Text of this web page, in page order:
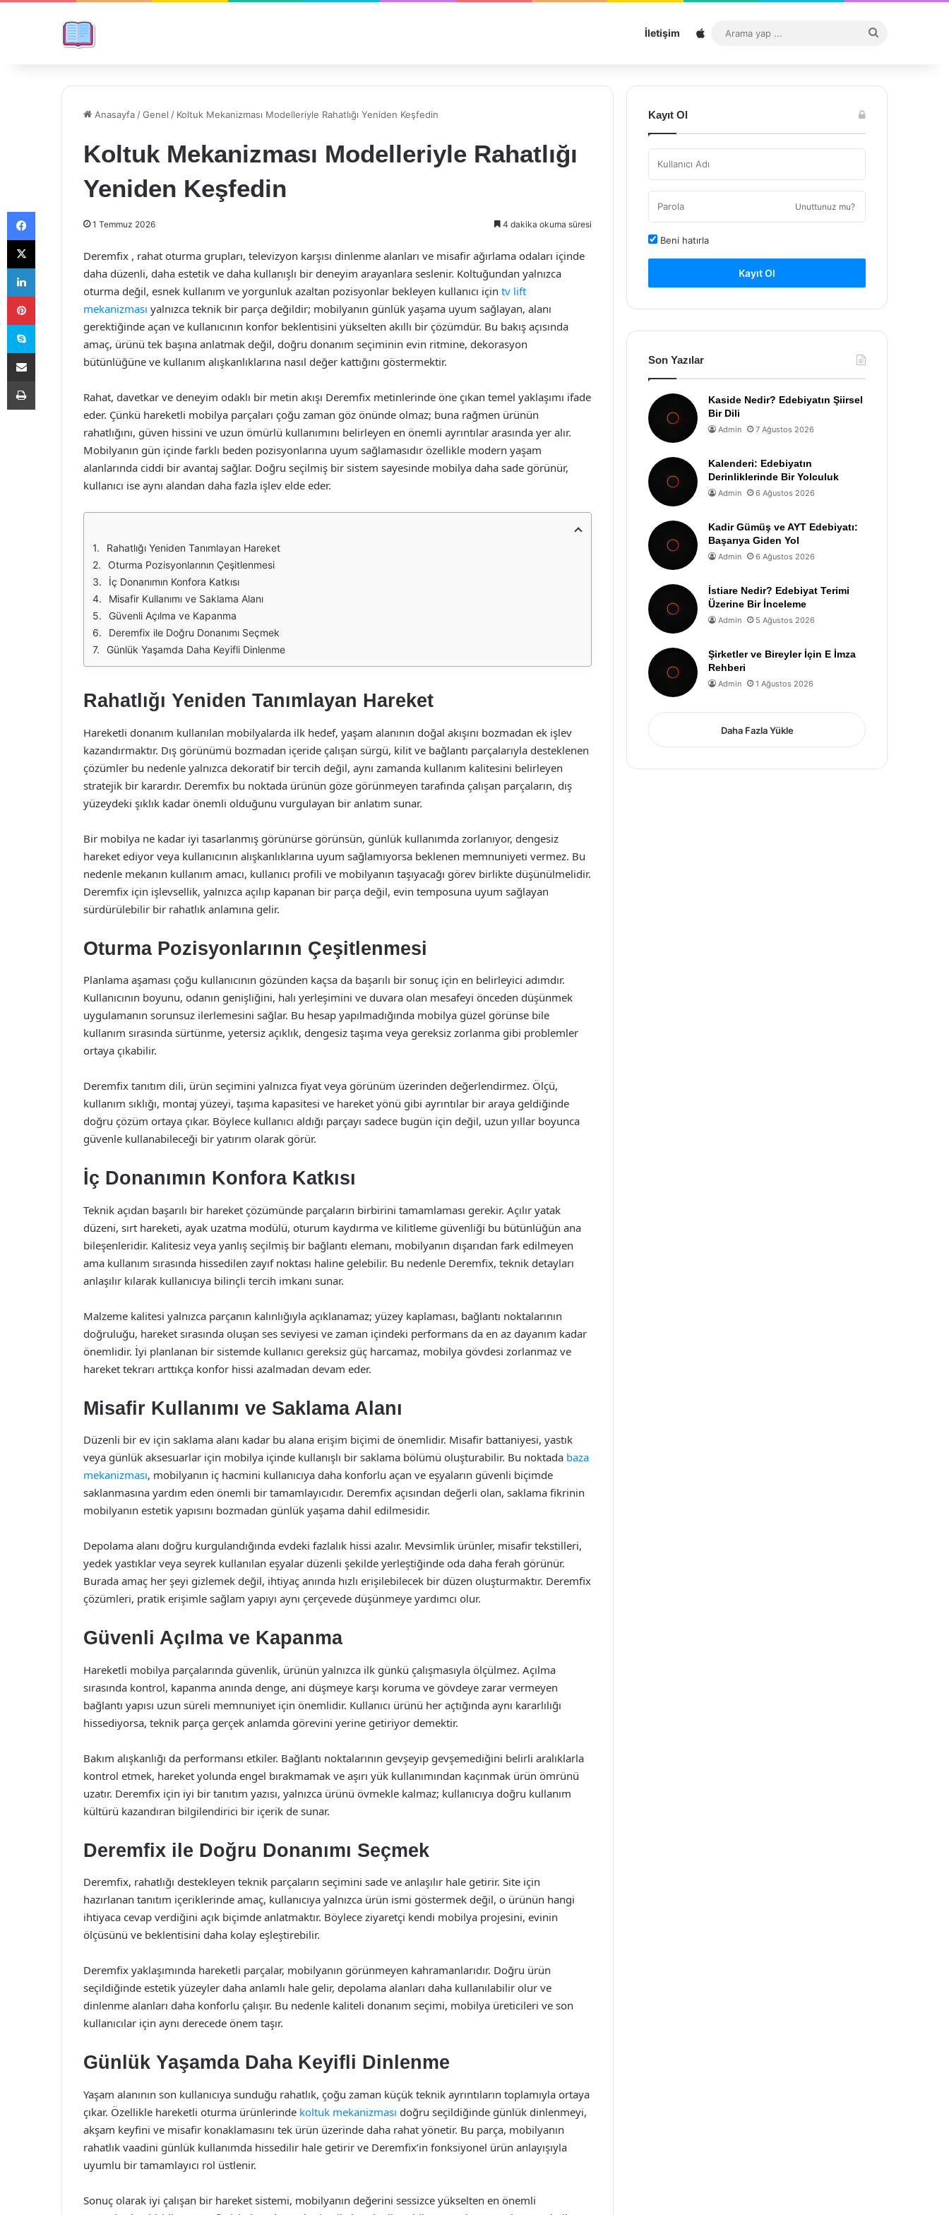
İletişim Sitemap
...
Anasayfa /Genel / Koltuk Mekanizması Modelleriyle Rahatlığı Yeniden Keşfedin
Koltuk Mekanizması Modelleriyle Rahatlığı
Yeniden Keşfedin
1 Temmuz 2026 4 dakika okuma süresi
Deremfix , rahat oturma grupları, televizyon karşısı dinlenme alanları ve misafir ağırlama odaları içinde
daha düzenli, daha estetik ve daha kullanışlı bir deneyim arayanlara seslenir. Koltuğundan yalnızca
oturma değil, esnek kullanım ve yorgunluk azaltan pozisyonlar bekleyen kullanıcı için tv lift
mekanizması yalnızca teknik bir parça değildir; mobilyanın günlük yaşama uyum sağlayan, alanı
gerektiğinde açan ve kullanıcının konfor beklentisini yükselten akıllı bir çözümdür. Bu bakış açısında
amaç, ürünü tek başına anlatmak değil, doğru donanım seçiminin evin ritmine, dekorasyon
bütünlüğüne ve kullanım alışkanlıklarına nasıl değer kattığını göstermektir.
Rahat, davetkar ve deneyim odaklı bir metin akışı Deremfix metinlerinde öne çıkan temel yaklaşımı ifade
eder. Çünkü hareketli mobilya parçaları çoğu zaman göz önünde olmaz; buna rağmen ürünün
rahatlığını, güven hissini ve uzun ömürlü kullanımını belirleyen en önemli ayrıntılar arasında yer alır.
Mobilyanın gün içinde farklı beden pozisyonlarına uyum sağlamasıdır özellikle modern yaşam
alanlarında ciddi bir avantaj sağlar. Doğru seçilmiş bir sistem sayesinde mobilya daha sade görünür,
kullanıcı ise aynı alandan daha fazla işlev elde eder.
Rahatlığı Yeniden Tanımlayan Hareket
Oturma Pozisyonlarının Çeşitlenmesi
İç Donanımın Konfora Katkısı
Misafir Kullanımı ve Saklama Alanı
Güvenli Açılma ve Kapanma
Deremfix ile Doğru Donanımı Seçmek
Günlük Yaşamda Daha Keyifli Dinlenme
Rahatlığı Yeniden Tanımlayan Hareket
Hareketli donanım kullanılan mobilyalarda ilk hedef, yaşam alanının doğal akışını bozmadan ek işlev
kazandırmaktır. Dış görünümü bozmadan içeride çalışan sürgü, kilit ve bağlantı parçalarıyla desteklenen
çözümler bu nedenle yalnızca dekoratif bir tercih değil, aynı zamanda kullanım kalitesini belirleyen
stratejik bir karardır. Deremfix bu noktada ürünün göze görünmeyen tarafında çalışan parçaların, dış
yüzeydeki şıklık kadar önemli olduğunu vurgulayan bir anlatım sunar.
Bir mobilya ne kadar iyi tasarlanmış görünürse görünsün, günlük kullanımda zorlanıyor, dengesiz
hareket ediyor veya kullanıcının alışkanlıklarına uyum sağlamıyorsa beklenen memnuniyeti vermez. Bu
nedenle mekanın kullanım amacı, kullanıcı profili ve mobilyanın taşıyacağı görev birlikte düşünülmelidir.
Deremfix için işlevsellik, yalnızca açılıp kapanan bir parça değil, evin temposuna uyum sağlayan
sürdürülebilir bir rahatlık anlamına gelir.
Oturma Pozisyonlarının Çeşitlenmesi
Planlama aşaması çoğu kullanıcının gözünden kaçsa da başarılı bir sonuç için en belirleyici adımdır.
Kullanıcının boyunu, odanın genişliğini, halı yerleşimini ve duvara olan mesafeyi önceden düşünmek
uygulamanın sorunsuz ilerlemesini sağlar. Bu hesap yapılmadığında mobilya güzel görünse bile
kullanım sırasında sürtünme, yetersiz açıklık, dengesiz taşıma veya gereksiz zorlanma gibi problemler
ortaya çıkabilir.
Deremfix tanıtım dili, ürün seçimini yalnızca fiyat veya görünüm üzerinden değerlendirmez. Ölçü,
kullanım sıklığı, montaj yüzeyi, taşıma kapasitesi ve hareket yönü gibi ayrıntılar bir araya geldiğinde
doğru çözüm ortaya çıkar. Böylece kullanıcı aldığı parçayı sadece bugün için değil, uzun yıllar boyunca
güvenle kullanabileceği bir yatırım olarak görür.
İç Donanımın Konfora Katkısı
Teknik açıdan başarılı bir hareket çözümünde parçaların birbirini tamamlaması gerekir. Açılır yatak
düzeni, sırt hareketi, ayak uzatma modülü, oturum kaydırma ve kilitleme güvenliği bu bütünlüğün ana
bileşenleridir. Kalitesiz veya yanlış seçilmiş bir bağlantı elemanı, mobilyanın dışarıdan fark edilmeyen
ama kullanım sırasında hissedilen zayıf noktası haline gelebilir. Bu nedenle Deremfix, teknik detayları
anlaşılır kılarak kullanıcıya bilinçli tercih imkanı sunar.
Malzeme kalitesi yalnızca parçanın kalınlığıyla açıklanamaz; yüzey kaplaması, bağlantı noktalarının
doğruluğu, hareket sırasında oluşan ses seviyesi ve zaman içindeki performans da en az dayanım kadar
önemlidir. İyi planlanan bir sistemde kullanıcı gereksiz güç harcamaz, mobilya gövdesi zorlanmaz ve
hareket tekrarı arttıkça konfor hissi azalmadan devam eder.
Misafir Kullanımı ve Saklama Alanı
Düzenli bir ev için saklama alanı kadar bu alana erişim biçimi de önemlidir. Misafir battaniyesi, yastık
veya günlük aksesuarlar için mobilya içinde kullanışlı bir saklama bölümü oluşturabilir. Bu noktada baza
mekanizması, mobilyanın iç hacmini kullanıcıya daha konforlu açan ve eşyaların güvenli biçimde
saklanmasına yardım eden önemli bir tamamlayıcıdır. Deremfix açısından değerli olan, saklama fikrinin
mobilyanın estetik yapısını bozmadan günlük yaşama dahil edilmesidir.
Depolama alanı doğru kurgulandığında evdeki fazlalık hissi azalır. Mevsimlik ürünler, misafir tekstilleri,
yedek yastıklar veya seyrek kullanılan eşyalar düzenli şekilde yerleştiğinde oda daha ferah görünür.
Burada amaç her şeyi gizlemek değil, ihtiyaç anında hızlı erişilebilecek bir düzen oluşturmaktır. Deremfix
çözümleri, pratik erişimle sağlam yapıyı aynı çerçevede düşünmeye yardımcı olur.
Güvenli Açılma ve Kapanma
Hareketli mobilya parçalarında güvenlik, ürünün yalnızca ilk günkü çalışmasıyla ölçülmez. Açılma
sırasında kontrol, kapanma anında denge, ani düşmeye karşı koruma ve gövdeye zarar vermeyen
bağlantı yapısı uzun süreli memnuniyet için önemlidir. Kullanıcı ürünü her açtığında aynı kararlılığı
hissediyorsa, teknik parça gerçek anlamda görevini yerine getiriyor demektir.
Bakım alışkanlığı da performansı etkiler. Bağlantı noktalarının gevşeyip gevşemediğini belirli aralıklarla
kontrol etmek, hareket yolunda engel bırakmamak ve aşırı yük kullanımından kaçınmak ürün ömrünü
uzatır. Deremfix için iyi bir tanıtım yazısı, yalnızca ürünü övmekle kalmaz; kullanıcıya doğru kullanım
kültürü kazandıran bilgilendirici bir içerik de sunar.
Deremfix ile Doğru Donanımı Seçmek
Deremfix, rahatlığı destekleyen teknik parçaların seçimini sade ve anlaşılır hale getirir. Site için
hazırlanan tanıtım içeriklerinde amaç, kullanıcıya yalnızca ürün ismi göstermek değil, o ürünün hangi
ihtiyaca cevap verdiğini açık biçimde anlatmaktır. Böylece ziyaretçi kendi mobilya projesini, evinin
ölçüsünü ve beklentisini daha kolay eşleştirebilir.
Deremfix yaklaşımında hareketli parçalar, mobilyanın görünmeyen kahramanlarıdır. Doğru ürün
seçildiğinde estetik yüzeyler daha anlamlı hale gelir, depolama alanları daha kullanılabilir olur ve
dinlenme alanları daha konforlu çalışır. Bu nedenle kaliteli donanım seçimi, mobilya üreticileri ve son
kullanıcılar için aynı derecede önem taşır.
Günlük Yaşamda Daha Keyifli Dinlenme
Yaşam alanının son kullanıcıya sunduğu rahatlık, çoğu zaman küçük teknik ayrıntıların toplamıyla ortaya
çıkar. Özellikle hareketli oturma ürünlerinde koltuk mekanizması doğru seçildiğinde günlük dinlenmeyi,
akşam keyfini ve misafir konaklamasını tek ürün üzerinde daha rahat yönetir. Bu parça, mobilyanın
rahatlık vaadini günlük kullanımda hissedilir hale getirir ve Deremfix’in fonksiyonel ürün anlayışıyla
uyumlu bir tamamlayıcı rol üstlenir.
Sonuç olarak iyi çalışan bir hareket sistemi, mobilyanın değerini sessizce yükselten en önemli
Kayıt Ol
Unuttunuz mu?
Beni hatırla
Kayıt Ol
Son Yazılar
Kaside Nedir? Edebiyatın Şiirsel
Bir Dili
Admin 7 Ağustos 2026
Kalenderi: Edebiyatın
Derinliklerinde Bir Yolculuk
Admin 6 Ağustos 2026
Kadir Gümüş ve AYT Edebiyatı:
Başarıya Giden Yol
Admin 6 Ağustos 2026
İstiare Nedir? Edebiyat Terimi
Üzerine Bir İnceleme
Admin 5 Ağustos 2026
Şirketler ve Bireyler İçin E İmza
Rehberi
Admin 1 Ağustos 2026
Daha Fazla Yükle
Facebook
X
LinkedIn
Pinterest
Skype
E-Posta ile paylaş